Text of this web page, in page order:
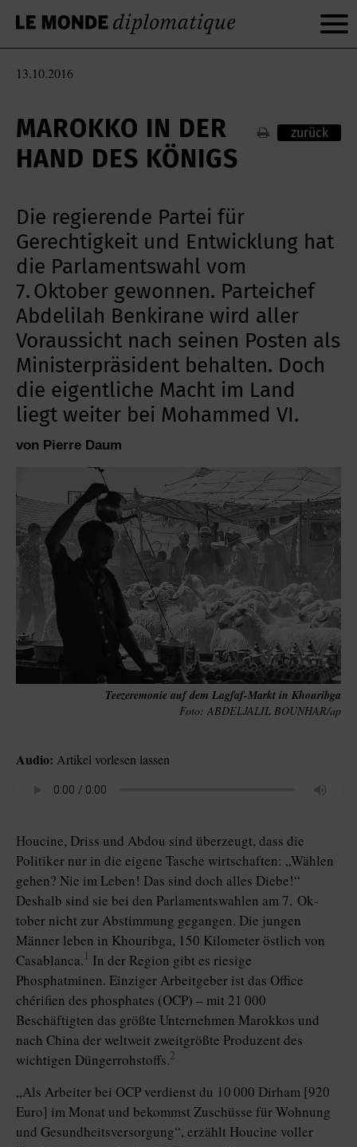
13.10.2016
MAROKKO IN DER
HAND DES KÖNIGS
zurück
Die regierende Partei für
Gerechtigkeit und Entwicklung hat
die Parlamentswahl vom
7. Oktober gewonnen. Parteichef
Abdelilah Benkirane wird aller
Voraussicht nach seinen Posten als
Ministerpräsident behalten. Doch
die eigentliche Macht im Land
liegt weiter bei Mohammed VI.
von Pierre Daum
Teezeremonie auf dem Lagfaf-Markt in Khouribga
ABDELJALIL BOUNHAR/ap
Audio: Artikel vorlesen lassen
Houcine, Driss und Abdou sind überzeugt, dass die
Politiker nur in die eigene Tasche wirtschaften: „Wählen
gehen? Nie im Leben! Das sind doch alles Diebe!“
Deshalb sind sie bei den Parlamentswahlen am 7. Ok­
tober nicht zur Abstimmung gegangen. Die jungen
Männer leben in Khouribga, 150 Kilometer östlich von
Casablanca. 1 In der Region gibt es riesige
Phosphatminen. Einziger Arbeitgeber ist das Office
chérifien des phosphates (OCP) – mit 21 000
Beschäftigten das größte Unternehmen Marokkos und
nach China der weltweit zweitgrößte Produzent des
wichtigen Düngerrohstoffs.2
„Als Arbeiter bei OCP verdienst du 10 000 Dirham [920
Euro] im Monat und bekommst Zuschüsse für Wohnung
und Gesundheitsversorgung“, erzählt Houcine voller